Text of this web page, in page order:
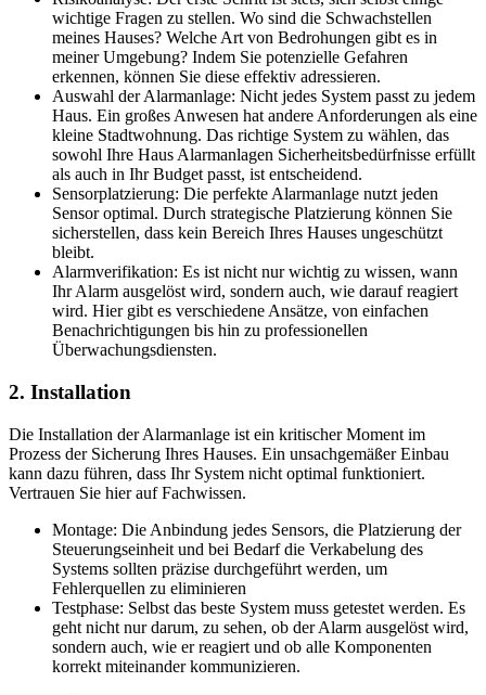
wichtige Fragen zu stellen. Wo sind die Schwachstellen
meines Hauses? Welche Art von Bedrohungen gibt es in
meiner Umgebung? Indem Sie potenzielle Gefahren
erkennen, können Sie diese effektiv adressieren.
Auswahl der Alarmanlage: Nicht jedes System passt zu jedem
Haus. Ein großes Anwesen hat andere Anforderungen als eine
kleine Stadtwohnung. Das richtige System zu wählen, das
sowohl Ihre Haus Alarmanlagen Sicherheitsbedürfnisse erfüllt
als auch in Ihr Budget passt, ist entscheidend.
Sensorplatzierung: Die perfekte Alarmanlage nutzt jeden
Sensor optimal. Durch strategische Platzierung können Sie
sicherstellen, dass kein Bereich Ihres Hauses ungeschützt
bleibt.
Alarmverifikation: Es ist nicht nur wichtig zu wissen, wann
Ihr Alarm ausgelöst wird, sondern auch, wie darauf reagiert
wird. Hier gibt es verschiedene Ansätze, von einfachen
Benachrichtigungen bis hin zu professionellen
Überwachungsdiensten.
2. Installation
Die Installation der Alarmanlage ist ein kritischer Moment im
Prozess der Sicherung Ihres Hauses. Ein unsachgemäßer Einbau
kann dazu führen, dass Ihr System nicht optimal funktioniert.
Vertrauen Sie hier auf Fachwissen.
Montage: Die Anbindung jedes Sensors, die Platzierung der
Steuerungseinheit und bei Bedarf die Verkabelung des
Systems sollten präzise durchgeführt werden, um
Fehlerquellen zu eliminieren
Testphase: Selbst das beste System muss getestet werden. Es
geht nicht nur darum, zu sehen, ob der Alarm ausgelöst wird,
sondern auch, wie er reagiert und ob alle Komponenten
korrekt miteinander kommunizieren.